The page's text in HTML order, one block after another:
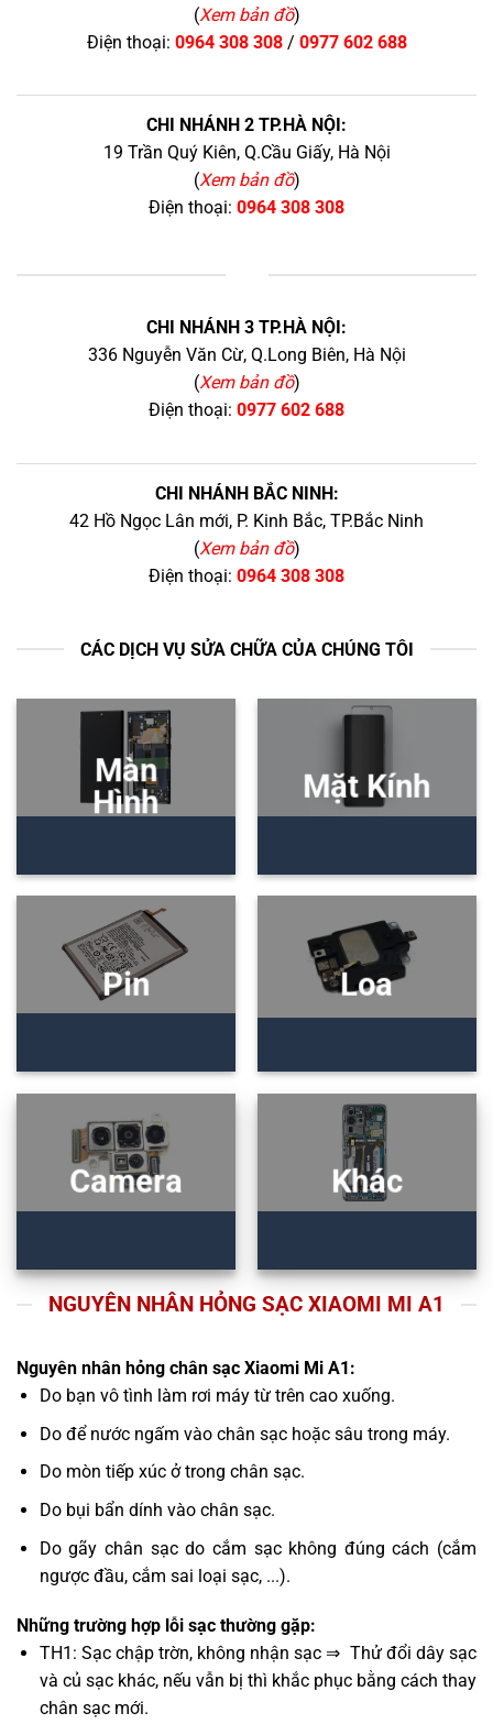
(Xem bản đồ)
Điện thoại: 0964 308 308/ 0977 602 688
CHI NHÁNH 2 TP.HÀ NỘI:
19 Trần Quý Kiên, Q.Cầu Giấy, Hà Nội
(Xem bản đồ)
Điện thoại: 0964 308 308
CHI NHÁNH 3 TP.HÀ NỘI:
336 Nguyễn Văn Cừ, Q.Long Biên, Hà Nội
(Xem bản đồ)
Điện thoại: 0977 602 688
CHI NHÁNH BẮC NINH:
42 Hồ Ngọc Lân mới, P. Kinh Bắc, TP.Bắc Ninh
(Xem bản đồ)
Điện thoại: 0964 308 308
CÁC DỊCH VỤ SỬA CHỮA CỦA CHÚNG TÔI
Màn
Hình
Mặt Kính
Pin Loa
Camera Khác
NGUYÊN NHÂN HỎNG SẠC XIAOMI MI A1
Nguyên nhân hỏng chân sạc Xiaomi Mi A1:
Do bạn vô tình làm rơi máy từ trên cao xuống.
Do để nước ngấm vào chân sạc hoặc sâu trong máy.
Do mòn tiếp xúc ở trong chân sạc.
Do bụi bẩn dính vào chân sạc.
Do gãy chân sạc do cắm sạc không đúng cách (cắm
ngược đầu, cắm sai loại sạc, ...).
Những trường hợp lỗi sạc thường gặp:
TH1: Sạc chập trờn, không nhận sạc ⇒ Thử đổi dây sạc
và củ sạc khác, nếu vẫn bị thì khắc phục bằng cách thay
chân sạc mới.